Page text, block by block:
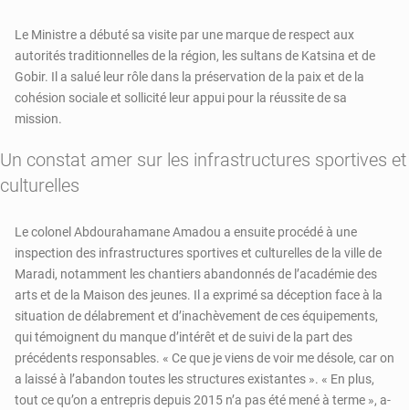
Le Ministre a débuté sa visite par une marque de respect aux
autorités traditionnelles de la région, les sultans de Katsina et de
Gobir. Il a salué leur rôle dans la préservation de la paix et de la
cohésion sociale et sollicité leur appui pour la réussite de sa
mission.
Un constat amer sur les infrastructures sportives et
culturelles
Le colonel Abdourahamane Amadou a ensuite procédé à une
inspection des infrastructures sportives et culturelles de la ville de
Maradi, notamment les chantiers abandonnés de l’académie des
arts et de la Maison des jeunes. Il a exprimé sa déception face à la
situation de délabrement et d’inachèvement de ces équipements,
qui témoignent du manque d’intérêt et de suivi de la part des
précédents responsables. « Ce que je viens de voir me désole, car on
a laissé à l’abandon toutes les structures existantes ». « En plus,
tout ce qu’on a entrepris depuis 2015 n’a pas été mené à terme », a-